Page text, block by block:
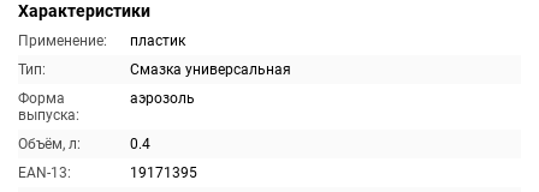
Характеристики
Применение:
пластик
Тип:
Смазка универсальная
Форма
выпуска:
аэрозоль
Объём, л:
0.4
EAN-13:
19171395